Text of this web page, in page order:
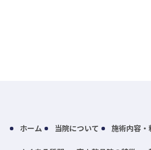
ホーム 当院について 施術内容・